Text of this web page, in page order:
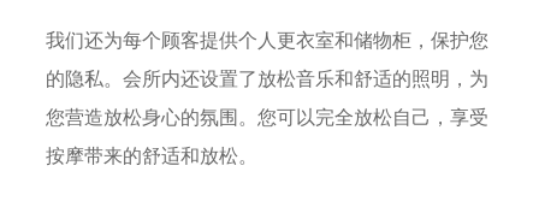
我们还为每个顾客提供个人更衣室和储物柜，保护您
的隐私。会所内还设置了放松音乐和舒适的照明，为
您营造放松身心的氛围。您可以完全放松自己，享受
按摩带来的舒适和放松。